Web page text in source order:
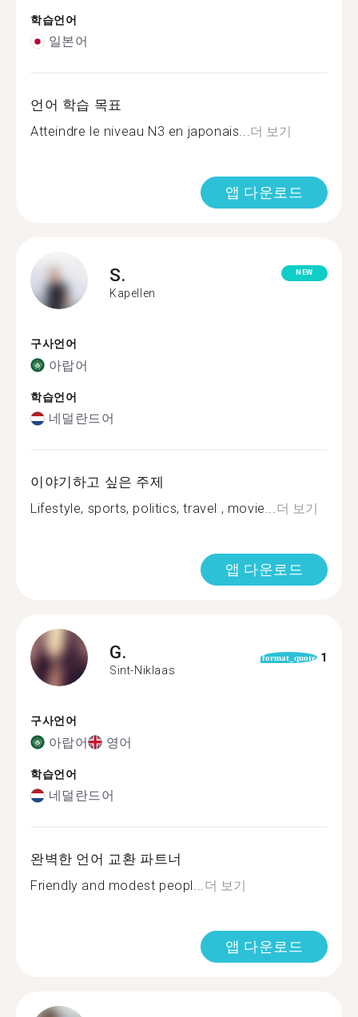
학습언어
일본어
언어 학습 목표
Atteindre le niveau N3 en japonais...더 보기
앱 다운로드
S.
Kapellen
NEW
구사언어
아랍어
학습언어
네덜란드어
이야기하고 싶은 주제
Lifestyle, sports, politics, travel , movie...더 보기
앱 다운로드
G.
Sint-Niklaas
format_quote 1
구사언어
아랍어 영어
학습언어
네덜란드어
완벽한 언어 교환 파트너
Friendly and modest peopl...더 보기
앱 다운로드